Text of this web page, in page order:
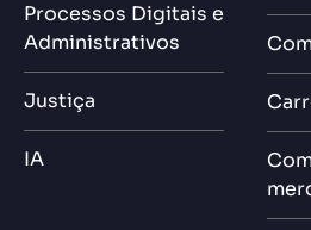
Processos Digitais e
Administrativos
Justiça
IA